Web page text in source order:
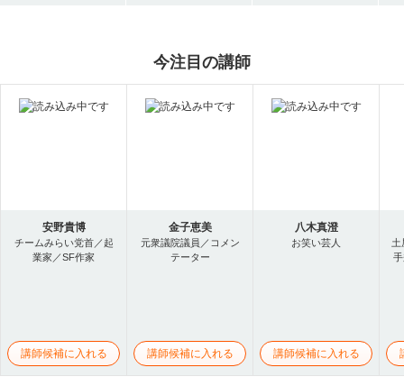
今注目の講師
安野貴博
チームみらい党首／起
業家／SF作家
講師候補に入れる
金子恵美
元衆議院議員／コメン
テーター
講師候補に入れる
八木真澄
お笑い芸人
講師候補に入れる
土